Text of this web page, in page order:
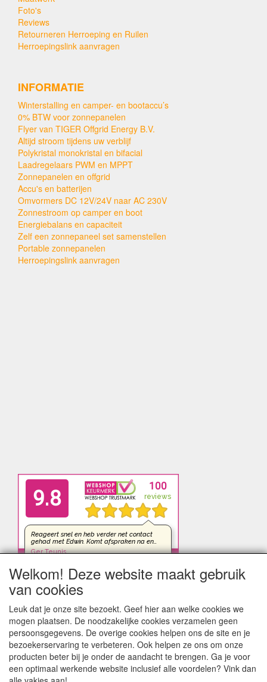
Foto's
Reviews
Retourneren Herroeping en Ruilen
Herroepingslink aanvragen
INFORMATIE
Winterstalling en camper- en bootaccu’s
0% BTW voor zonnepanelen
Flyer van TIGER Offgrid Energy B.V.
Altijd stroom tijdens uw verblijf
Polykristal monokristal en bifacial
Laadregelaars PWM en MPPT
Zonnepanelen en offgrid
Accu's en batterijen
Omvormers DC 12V/24V naar AC 230V
Zonnestroom op camper en boot
Energiebalans en capaciteit
Zelf een zonnepaneel set samenstellen
Portable zonnepanelen
Herroepingslink aanvragen
Welkom! Deze website maakt gebruik
van cookies
Leuk dat je onze site bezoekt. Geef hier aan welke cookies we
mogen plaatsen. De noodzakelijke cookies verzamelen geen
persoonsgegevens. De overige cookies helpen ons de site en je
bezoekerservaring te verbeteren. Ook helpen ze ons om onze
producten beter bij je onder de aandacht te brengen. Ga je voor
een optimaal werkende website inclusief alle voordelen? Vink dan